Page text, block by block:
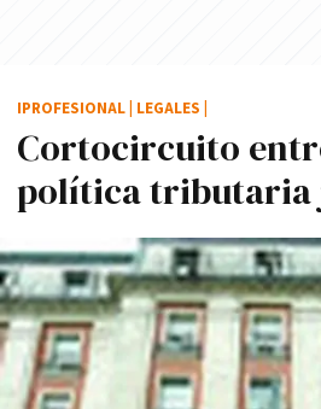
Cortocircuito
polí­tica tributaria
IPROFESIONAL LEGALES